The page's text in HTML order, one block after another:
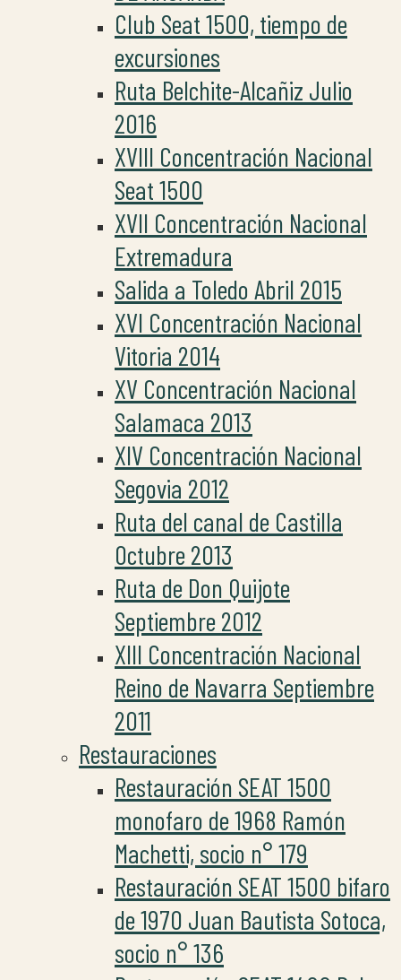
Club Seat 1500, tiempo de
excursiones
Ruta Belchite-Alcañiz Julio
2016
XVIII Concentración Nacional
Seat 1500
XVII Concentración Nacional
Extremadura
Salida a Toledo Abril 2015
XVI Concentración Nacional
Vitoria 2014
XV Concentración Nacional
Salamaca 2013
XIV Concentración Nacional
Segovia 2012
Ruta del canal de Castilla
Octubre 2013
Ruta de Don Quijote
Septiembre 2012
XIII Concentración Nacional
Reino de Navarra Septiembre
2011
Restauraciones
Restauración SEAT 1500
monofaro de 1968 Ramón
Machetti, socio n° 179
Restauración SEAT 1500 bifaro
de 1970 Juan Bautista Sotoca,
socio n° 136